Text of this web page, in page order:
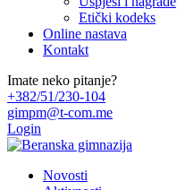
Etički kodeks
Online nastava
Kontakt
Imate neko pitanje?
+382/51/230-104
gimpm@t-com.me
Login
Novosti